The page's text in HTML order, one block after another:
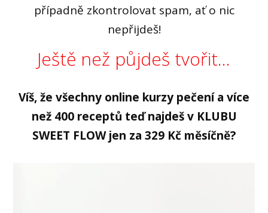
případně zkontrolovat spam, ať o nic
nepřijdeš!
Ještě než půjdeš tvořit...
Víš, že všechny online kurzy pečení a více
než 400 receptů teď najdeš v KLUBU
SWEET FLOW jen za 329 Kč měsíčně?